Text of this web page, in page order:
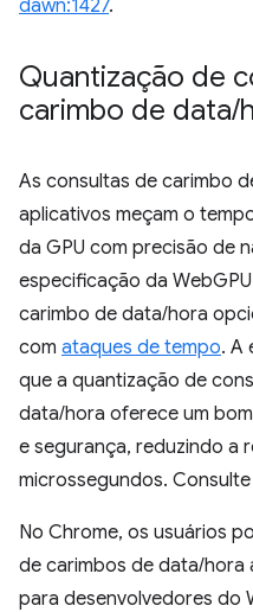
dawn:1427.
Quantização de
carimbo de data/
As consultas de carimbo
aplicativos meçam o
da GPU com precisão de
especificação da
carimbo de data/hora
com ataques de tempo. A
que a quantização de
data/hora oferece um
e segurança, reduzindo a
microssegundos. Consulte
No Chrome, os usuários
de carimbos de data/hora
para desenvolvedores do